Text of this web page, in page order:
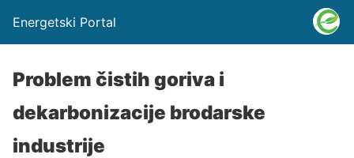
Energetski Portal
Problem čistih goriva i
dekarbonizacije brodarske
industrije